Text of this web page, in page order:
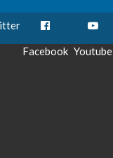
Facebook Youtube